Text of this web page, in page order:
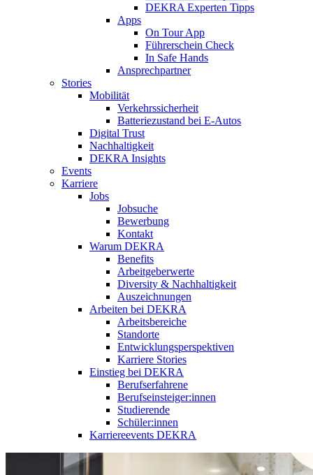
DEKRA Experten Tipps
Apps
On Tour App
Führerschein Check
In Safe Hands
Ansprechpartner
Stories
Mobilität
Verkehrssicherheit
Batteriezustand bei E-Autos
Digital Trust
Nachhaltigkeit
DEKRA Insights
Events
Karriere
Jobs
Jobsuche
Bewerbung
Kontakt
Warum DEKRA
Benefits
Arbeitgeberwerte
Diversity & Nachhaltigkeit
Auszeichnungen
Arbeiten bei DEKRA
Arbeitsbereiche
Standorte
Entwicklungsperspektiven
Karriere Stories
Einstieg bei DEKRA
Berufserfahrene
Berufseinsteiger:innen
Studierende
Schüler:innen
Karriereevents DEKRA